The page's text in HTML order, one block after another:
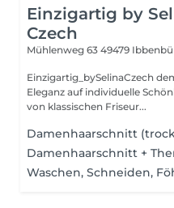
Einzigartig by
Czech
Mühlenweg 63 49479
Einzigartig_bySelinaCzech dem exklusiven Salon, wo zeitlose
Eleganz auf individuelle
von klassischen Friseur...
Damenhaarschnitt
Damenhaarschnitt +
Waschen, Schneiden,